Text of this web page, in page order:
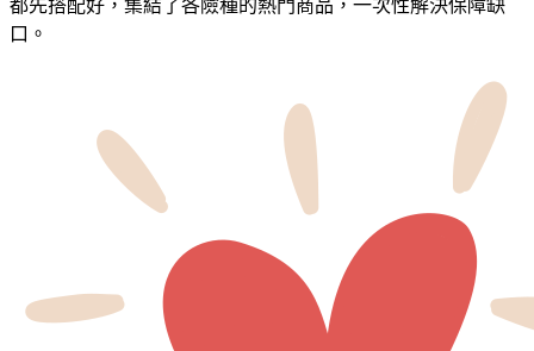
都先搭配好，集結了各險種的熱門商品，一次性解決保障缺
口。